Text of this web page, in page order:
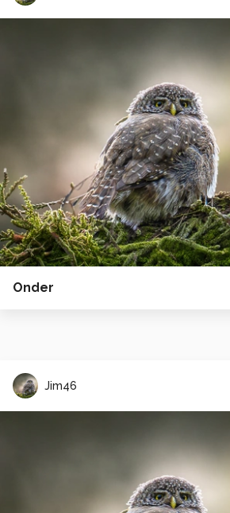
Onder
Jim46